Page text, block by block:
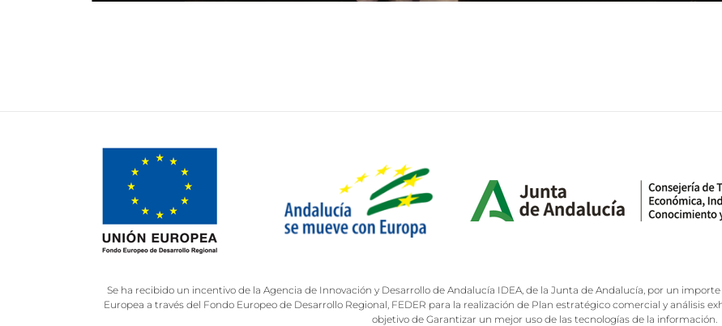
Se ha recibido un incentivo de la Agencia de Innovación y Desarrollo de Andalucía IDEA, de la Junta de Andalucía, por un
Europea a través del Fondo Europeo de Desarrollo Regional, FEDER para la realización de Plan estratégico comercial y análisis
objetivo de Garantizar un mejor uso de las tecnologías de la información.